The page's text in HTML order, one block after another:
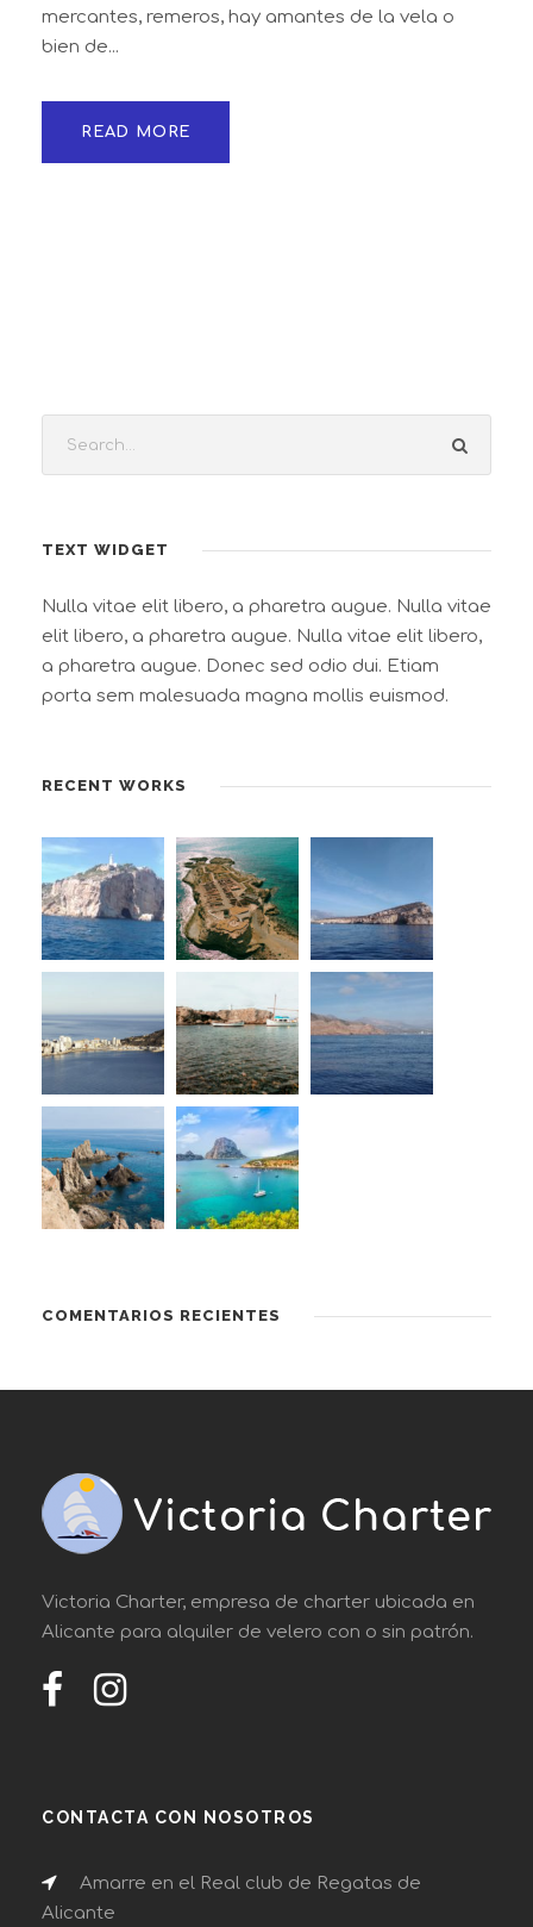
mercantes, remeros, hay amantes de la vela o
bien de...
READ MORE
TEXT WIDGET
Nulla vitae elit libero, a pharetra augue. Nulla vitae
elit libero, a pharetra augue. Nulla vitae elit libero,
a pharetra augue. Donec sed odio dui. Etiam
porta sem malesuada magna mollis euismod.
RECENT WORKS
COMENTARIOS RECIENTES
Victoria Charter, empresa de charter ubicada en
Alicante para alquiler de velero con o sin patrón.
CONTACTA CON NOSOTROS
Amarre en el Real club de Regatas de
Alicante